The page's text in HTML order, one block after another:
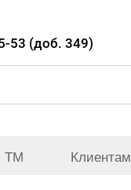
53 (доб. 349)
ТМ Клиентам